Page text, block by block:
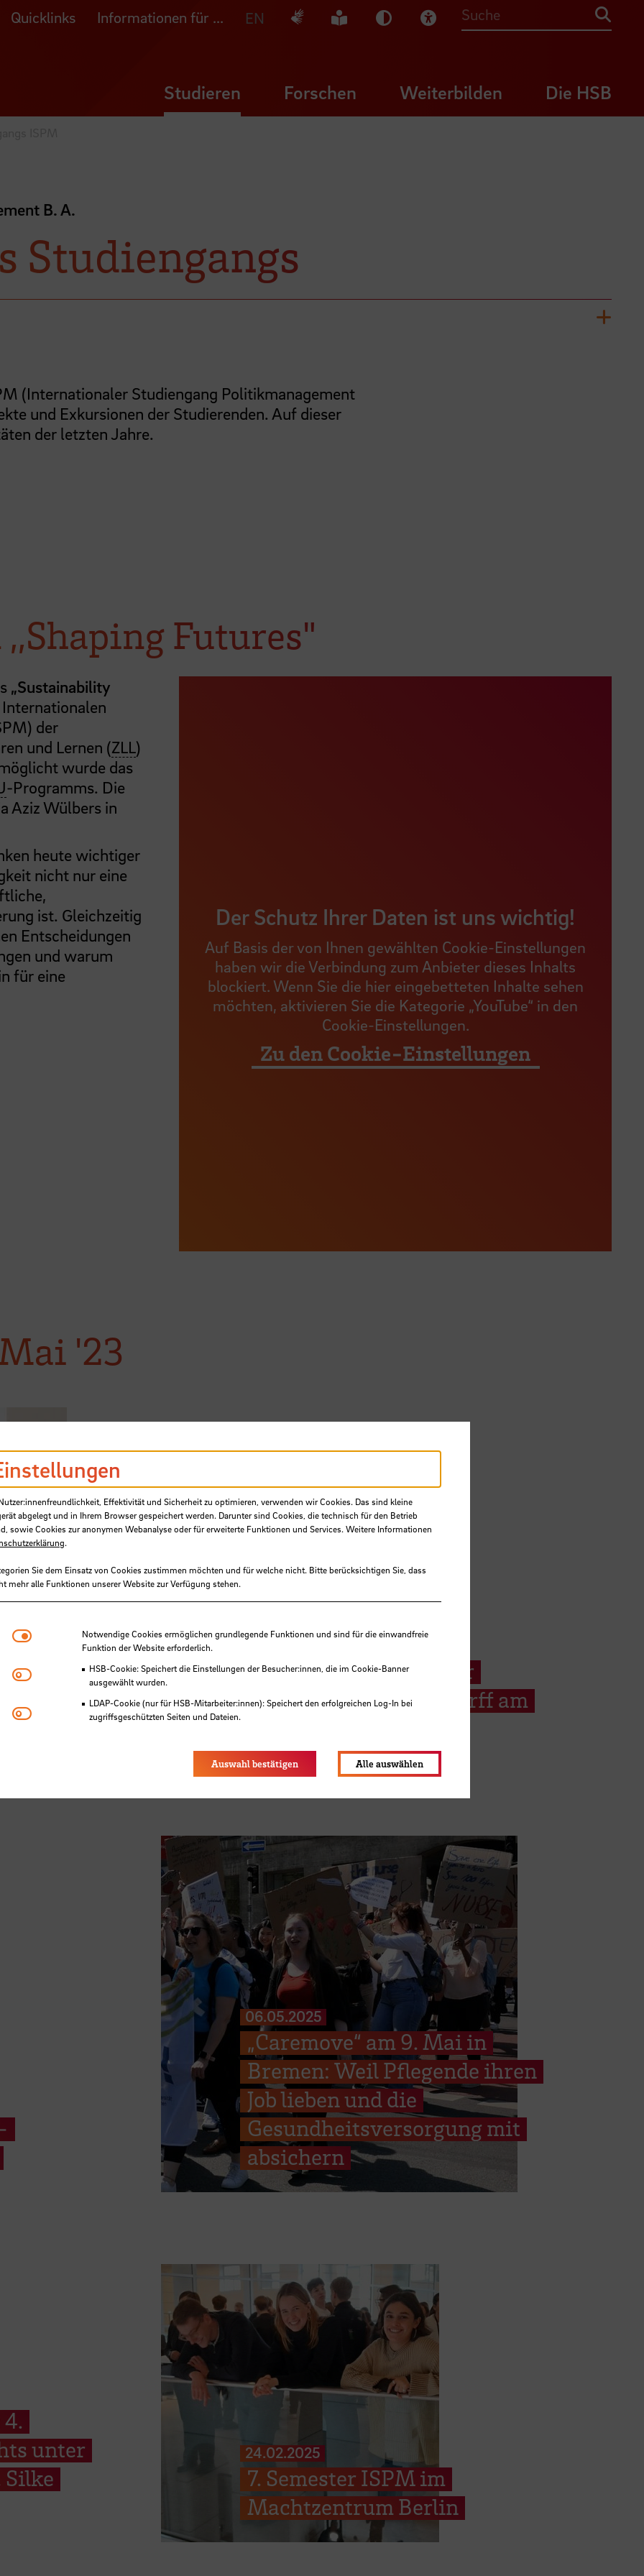
Quicklinks Informationen für ... EN Deutsche Gebärdensprache
Leichte Sprache
Dunkel-Modus
Visuelle Hilfe
Suche
Studieren Forschen Weiterbilden Die HSB
B. A.
Studiengangs
(Internationaler Studiengang Politikmanagement
und Exkursionen der Studierenden. Auf dieser
der letzten Jahre.
Futures"
Der Schutz Ihrer Daten ist uns wichtig!
Auf Basis der von Ihnen gewählten Cookie-Einstellungen
haben wir die Verbindung zum Anbieter dieses Inhalts
blockiert. Wenn Sie die hier eingebetteten Inhalte sehen
möchten, aktivieren Sie die Kategorie „YouTube“ in den
Cookie-Einstellungen.
Zu den Cookie-Einstellungen
„Sustainability
der
und Lernen (ZLL)
wurde das
-Programms. Die
Aziz Wülbers in
heute wichtiger
nicht nur eine
ist. Gleichzeitig
Entscheidungen
und warum
für eine
'23
für
18.11.2025
Stadtteildiskussion zur
Wärmewende in Findorff am
06.05.2025
„Caremove“ am 9. Mai in
Bremen: Weil Pflegende ihren
Job lieben und die
Gesundheitsversorgung mit
absichern
unter
24.02.2025
7. Semester ISPM im
Machtzentrum Berlin
Effektivität und Sicherheit zu optimieren, verwenden wir Cookies. Das sind kleine
abgelegt und in Ihrem Browser gespeichert werden. Darunter sind Cookies, die technisch für den Betrieb
sowie Cookies zur anonymen Webanalyse oder für erweiterte Funktionen und Services. Weitere Informationen
.
Sie dem Einsatz von Cookies zustimmen möchten und für welche nicht. Bitte berücksichtigen Sie, dass
mehr alle Funktionen unserer Website zur Verfügung stehen.
Notwendige CookiesNotwendige Cookies ermöglichen grundlegende Funktionen und sind für die einwandfreie
Funktion der Website erforderlich.
HSB-Cookie: Speichert die Einstellungen der Besucher:innen, die im Cookie-Banner
ausgewählt wurden.
LDAP-Cookie (nur für HSB-Mitarbeiter:innen): Speichert den erfolgreichen Log-In bei
zugriffsgeschützten Seiten und Dateien.
Matomo
Youtube
Auswahl bestätigen Alle auswählen